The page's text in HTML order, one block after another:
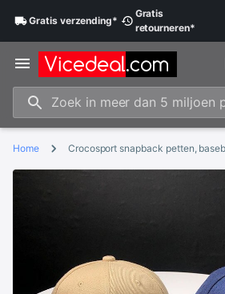
Gratisverzending*
Gratis
retourneren*
Home